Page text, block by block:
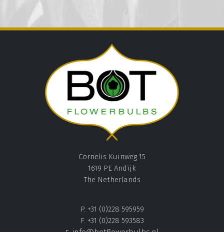
Cornelis Kuinweg 15
1619 PE Andijk
The Netherlands
P. +31 (0)228 595959
F. +31 (0)228 593583